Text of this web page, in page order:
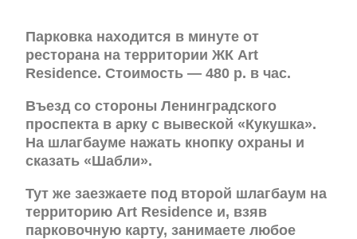
Парковка находится в минуте от
ресторана на территории ЖК Art
Residence. Стоимость — 480 р. в час.
Въезд со стороны Ленинградского
проспекта в арку с вывеской «Кукушка».
На шлагбауме нажать кнопку охраны и
сказать «Шабли».
Тут же заезжаете под второй шлагбаум на
территорию Art Residence и, взяв
парковочную карту, занимаете любое